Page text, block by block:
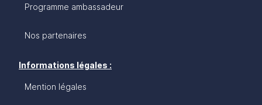
Programme ambassadeur
Nos partenaires
Informations légales :
Mention légales